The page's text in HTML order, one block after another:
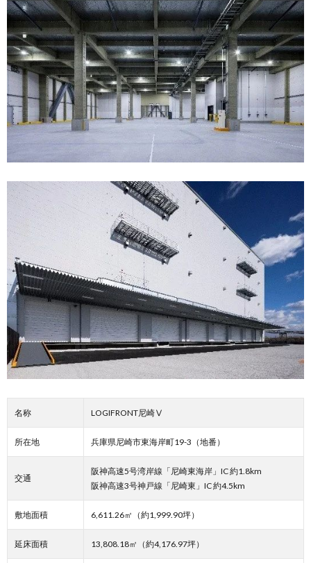
名称 LOGIFRONT尼崎Ⅴ
所在地 兵庫県尼崎市東海岸町19-3（地番）
交通
阪神高速5号湾岸線「尼崎東海岸」IC 約1.8km
阪神高速3号神戸線「尼崎東」IC 約4.5km
敷地面積 6,611.26㎡（約1,999.90坪）
延床面積 13,808.18㎡（約4,176.97坪）